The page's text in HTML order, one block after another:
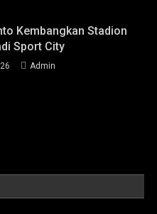
Kembangkan Stadion
Sport City
Admin